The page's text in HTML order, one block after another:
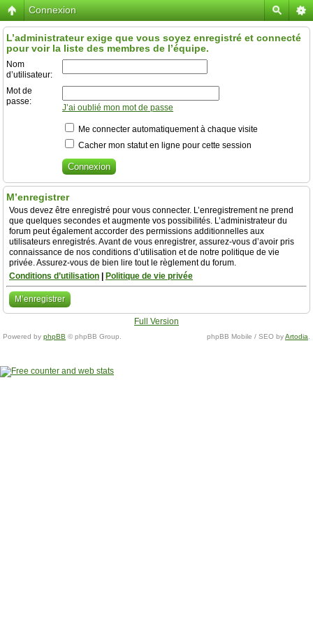
Connexion
L’administrateur exige que vous soyez enregistré et connecté
pour voir la liste des membres de l’équipe.
Nom
d’utilisateur:
Mot de
passe:
J’ai oublié mon mot de passe
Me connecter automatiquement à chaque visite
Cacher mon statut en ligne pour cette session
M’enregistrer
Vous devez être enregistré pour vous connecter. L’enregistrement ne prend
que quelques secondes et augmente vos possibilités. L’administrateur du
forum peut également accorder des permissions additionnelles aux
utilisateurs enregistrés. Avant de vous enregistrer, assurez-vous d’avoir pris
connaissance de nos conditions d’utilisation et de notre politique de vie
privée. Assurez-vous de bien lire tout le règlement du forum.
Conditions d’utilisation
Politique de vie privée
M’enregistrer
Full Version
Powered by phpBB © phpBB Group. phpBB Mobile / SEO byArtodia